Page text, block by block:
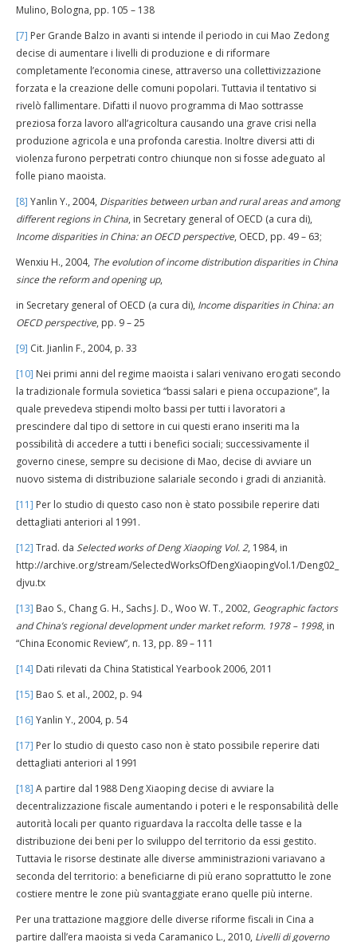
Mulino, Bologna, pp. 105 – 138
[7] Per Grande Balzo in avanti si intende il periodo in cui Mao Zedong
decise di aumentare i livelli di produzione e di riformare
completamente l’economia cinese, attraverso una collettivizzazione
forzata e la creazione delle comuni popolari. Tuttavia il tentativo si
rivelò fallimentare. Difatti il nuovo programma di Mao sottrasse
preziosa forza lavoro all’agricoltura causando una grave crisi nella
produzione agricola e una profonda carestia. Inoltre diversi atti di
violenza furono perpetrati contro chiunque non si fosse adeguato al
folle piano maoista.
[8] Yanlin Y., 2004, Disparities between urban and rural areas and among
different regions in China, in Secretary general of OECD (a cura di),
Income disparities in China: an OECD perspective, OECD, pp. 49 – 63;
Wenxiu H., 2004, The evolution of income distribution disparities in China
since the reform and opening up,
in Secretary general of OECD (a cura di), Income disparities in China: an
OECD perspective, pp. 9 – 25
[9] Cit. Jianlin F., 2004, p. 33
[10] Nei primi anni del regime maoista i salari venivano erogati secondo
la tradizionale formula sovietica “bassi salari e piena occupazione”, la
quale prevedeva stipendi molto bassi per tutti i lavoratori a
prescindere dal tipo di settore in cui questi erano inseriti ma la
possibilità di accedere a tutti i benefici sociali; successivamente il
governo cinese, sempre su decisione di Mao, decise di avviare un
nuovo sistema di distribuzione salariale secondo i gradi di anzianità.
[11] Per lo studio di questo caso non è stato possibile reperire dati
dettagliati anteriori al 1991.
[12] Trad. da Selected works of Deng Xiaoping Vol. 2, 1984, in
http://archive.org/stream/SelectedWorksOfDengXiaopingVol.1/Deng02_
djvu.tx
[13] Bao S., Chang G. H., Sachs J. D., Woo W. T., 2002, Geographic factors
and China’s regional development under market reform. 1978 – 1998, in
“China Economic Review”, n. 13, pp. 89 – 111
[14] Dati rilevati da China Statistical Yearbook 2006, 2011
[15] Bao S. et al., 2002, p. 94
[16] Yanlin Y., 2004, p. 54
[17] Per lo studio di questo caso non è stato possibile reperire dati
dettagliati anteriori al 1991
[18] A partire dal 1988 Deng Xiaoping decise di avviare la
decentralizzazione fiscale aumentando i poteri e le responsabilità delle
autorità locali per quanto riguardava la raccolta delle tasse e la
distribuzione dei beni per lo sviluppo del territorio da essi gestito.
Tuttavia le risorse destinate alle diverse amministrazioni variavano a
seconda del territorio: a beneficiarne di più erano soprattutto le zone
costiere mentre le zone più svantaggiate erano quelle più interne.
Per una trattazione maggiore delle diverse riforme fiscali in Cina a
partire dall’era maoista si veda Caramanico L., 2010, Livelli di governo